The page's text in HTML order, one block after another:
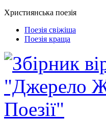
Християнська поезія
Поезія свіжіша
Поезія краща